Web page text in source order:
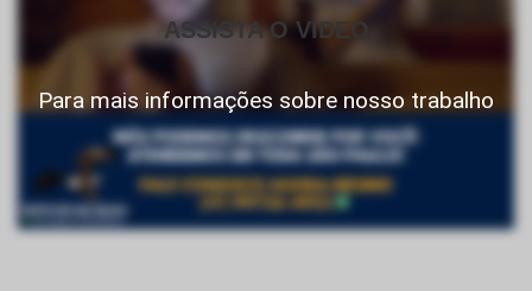
ASSISTA O VIDEO
Para mais informações sobre nosso trabalho